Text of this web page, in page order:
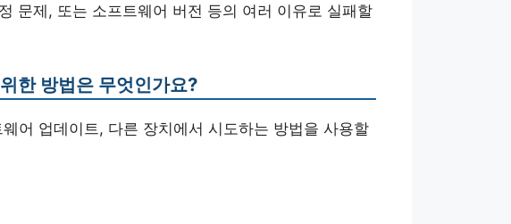
문제, 또는 소프트웨어 버전 등의 여러 이유로 실패할
한 방법은 무엇인가요?
어 업데이트, 다른 장치에서 시도하는 방법을 사용할